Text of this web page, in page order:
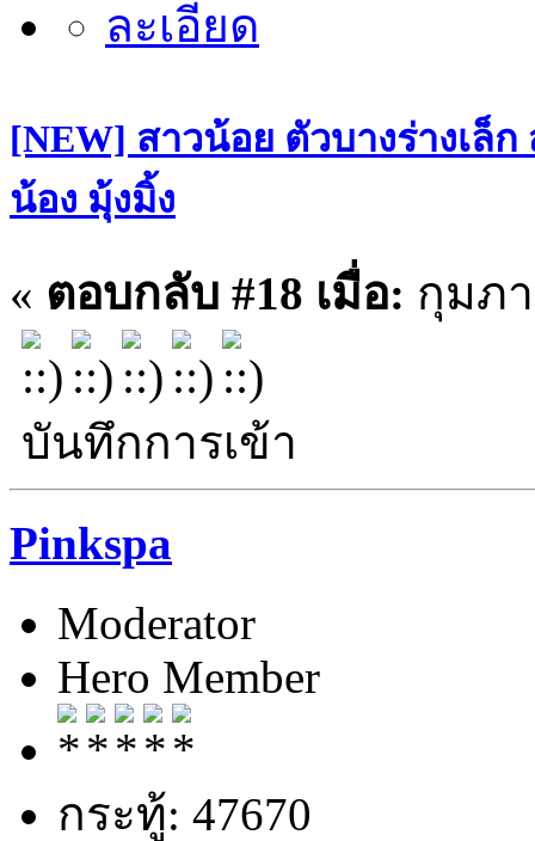
[NEW] สาวน้อย ตัวบางร่างเล็
น้อง มุ้งมิ้ง
« ตอบกลับ #18 เมื่อ: กุมภา
บันทึกการเข้า
Pinkspa
Moderator
Hero Member
กระทู้: 47670